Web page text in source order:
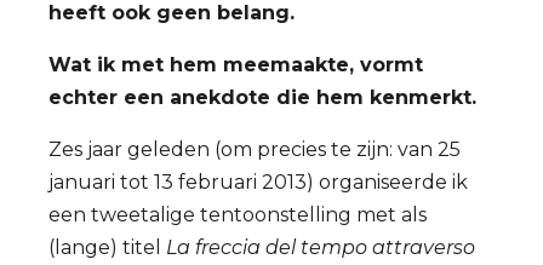
heeft ook geen belang.
Wat ik met hem meemaakte, vormt
echter een anekdote die hem kenmerkt.
Zes jaar geleden (om precies te zijn: van 25
januari tot 13 februari 2013) organiseerde ik
een tweetalige tentoonstelling met als
(lange) titel La freccia del tempo attraverso